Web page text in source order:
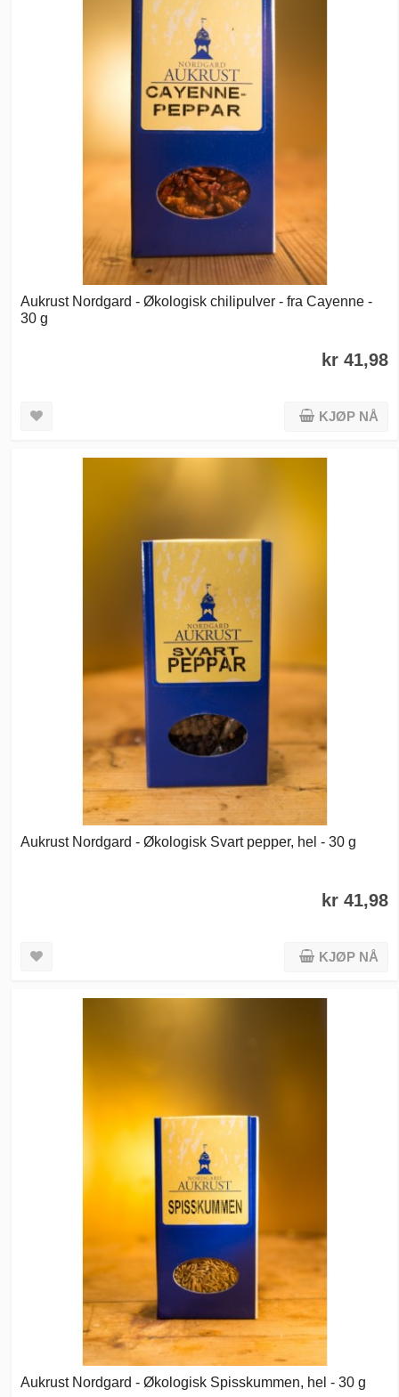
Aukrust Nordgard - Økologisk chilipulver - fra Cayenne -
30 g
kr 41,98
KJØP NÅ
Aukrust Nordgard - Økologisk Svart pepper, hel - 30 g
kr 41,98
KJØP NÅ
Aukrust Nordgard - Økologisk Spisskummen, hel - 30 g